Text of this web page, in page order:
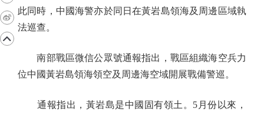
此同時，中國海警亦於同日在黃岩島領海及周邊區域執
法巡查。
南部戰區微信公眾號通報指出，戰區組織海空兵力
位中國黃岩島領海領空及周邊海空域開展戰備警巡。
通報指出，黃岩島是中國固有領土。5月份以來，